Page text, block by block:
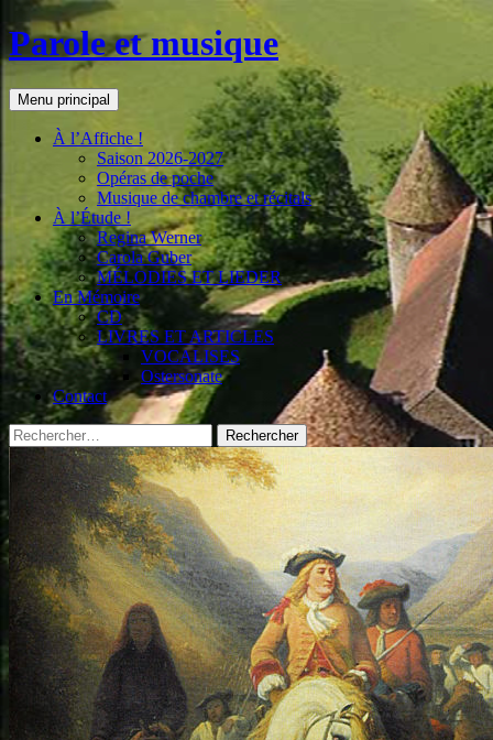
Aller
au
contenu
Parole et musique
Recherche
Menu principal
À l’Affiche !
Saison 2026-2027
Opéras de poche
Musique de chambre et récitals
À l’Étude !
Regina Werner
Carola Guber
MÉLODIES ET LIEDER
En Mémoire
CD
LIVRES ET ARTICLES
VOCALISES
Ostersonate
Contact
Rechercher :